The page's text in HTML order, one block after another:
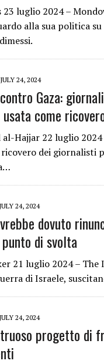
23 luglio 2024 –
alla sua politica
JULY 24, 2024
Gaza:
usata come
al-Hajjar 22 luglio
dei giornalisti
JULY 24, 2024
dovuto
di svolta
21 luglio 2024 –
di Israele,
JULY 24, 2024
progetto di